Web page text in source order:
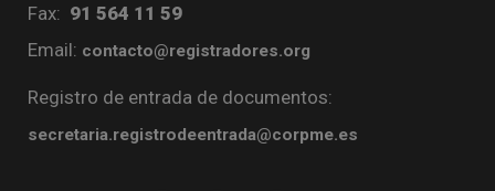
Fax: 91 564 11 59
Email: contacto@registradores.org
Registro de entrada de documentos:
secretaria.registrodeentrada@corpme.es